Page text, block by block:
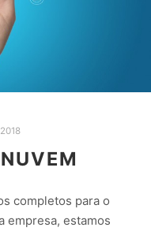
completos para o
empresa, estamos